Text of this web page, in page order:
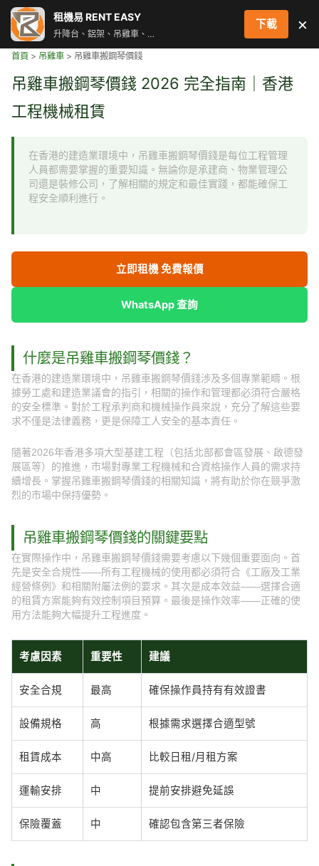
首頁 > 吊雞車 > 吊雞車搬鋼琴價錢
吊雞車搬鋼琴價錢 2026 完全指南｜香港
工程機械租賃
在香港的建造業環境中，吊雞車搬鋼琴價錢是每位工程管理
人員都需要掌握的重要知識。無論你是承建商、物業管理公
司還是裝修公司，了解相關的規定和最佳實踐，都能確保工
程安全順利進行。
立即租機 免費報價
WhatsApp 查詢
什麼是吊雞車搬鋼琴價錢？
在香港的建造業環境中，吊雞車搬鋼琴價錢涉及多個專業範疇。根
據勞工處和建造業議會的指引，相關的操作和管理都必須符合嚴格
的安全標準。對於工程承判商和機械操作員來說，充分了解這些要
求不僅是法律義務，更是保障工人安全的基本責任。
隨著2026年香港多項大型基建工程（包括北部都會區發展、啟德發
展區等）的推進，市場對專業工程機械和合資格操作人員的需求持
續增長。掌握吊雞車搬鋼琴價錢的相關知識，將有助於你在競爭激
烈的市場中保持優勢。
吊雞車搬鋼琴價錢的關鍵要點
在實際操作中，吊雞車搬鋼琴價錢需要考慮以下幾個重要面向。首
先是安全合規性——所有工程機械的使用都必須符合《工廠及工業
經營條例》和相關附屬法例的要求。其次是成本效益——選擇合適
的租賃方案能夠有效控制項目預算。最後是操作效率——正確的使
用方法能夠大幅提升工程進度。
考慮因素 重要性 建議
安全合規 最高 確保操作員持有有效證書
設備規格 高 根據需求選擇合適型號
租賃成本 中高 比較日租/月租方案
運輸安排 中 提前安排避免延誤
保險覆蓋 中 確認包含第三者保險
租機易 RENT EASY
升降台、鋁架、吊雞車、街燈車 即時叫車配對服務
下載 ×